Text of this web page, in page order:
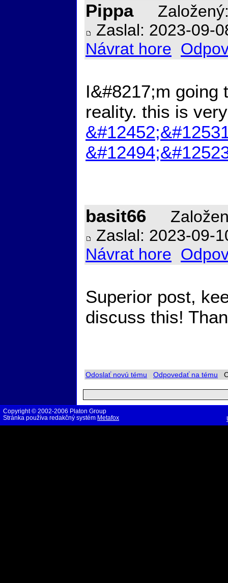
Pippa
Zaslal: 2023-09-
Návrat hore
I&#8217;m going
reality. this is
basit66
Zaslal: 2023-09-
Návrat hore
Superior post,
discuss this!
Odoslať novú tému Odpovedať na tému
Copyright © 2002-2006 Platon Group
Stránka používa redakčný systém Metafox